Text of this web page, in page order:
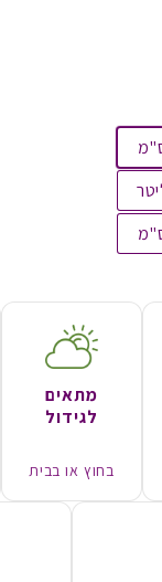
מתאים
לגידול
בחוץ או בבית